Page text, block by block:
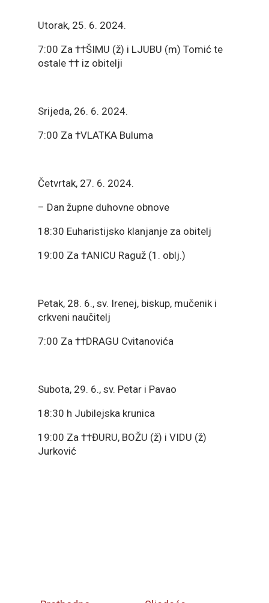
Utorak, 25. 6. 2024.
7:00 Za ††ŠIMU (ž) i LJUBU (m) Tomić te
ostale †† iz obitelji
Srijeda, 26. 6. 2024.
7:00 Za †VLATKA Buluma
Četvrtak, 27. 6. 2024.
– Dan župne duhovne obnove
18:30 Euharistijsko klanjanje za obitelj
19:00 Za †ANICU Raguž (1. oblj.)
Petak, 28. 6., sv. Irenej, biskup, mučenik i
crkveni naučitelj
7:00 Za ††DRAGU Cvitanovića
Subota, 29. 6., sv. Petar i Pavao
18:30 h Jubilejska krunica
19:00 Za ††ĐURU, BOŽU (ž) i VIDU (ž)
Jurković